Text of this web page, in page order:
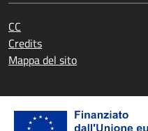
CC
Credits
Mappa del sito